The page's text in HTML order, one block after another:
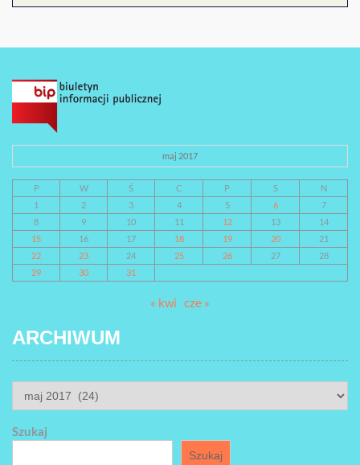
maj 2017
P W Ś C P S
N
1
2 3 4 5 6
7
8
9 10 11 12 13
14
15
16 17 18 19 20
21
22
23 24 25 26 27
28
29
30 31
« kwi cze »
ARCHIWUM
ARCHIWUM
Szukaj
Szukaj